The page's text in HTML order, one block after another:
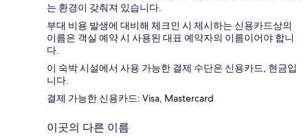
는 환경이 갖춰져 있습니다.
부대 비용 발생에 대비해 체크인 시 제시하는 신용카드상의
이름은 객실 예약 시 사용된 대표 예약자의 이름이어야 합니
다.
이 숙박 시설에서 사용 가능한 결제 수단은 신용카드, 현금입
니다.
결제 가능한 신용카드: Visa, Mastercard
이곳의 다른 이름